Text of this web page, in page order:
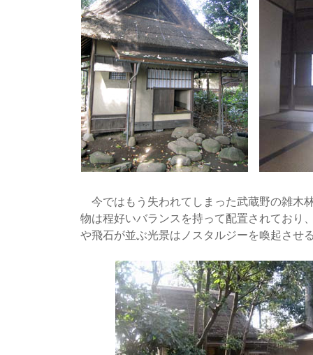
今ではもう失われてしまった武蔵野の雑木
物は程好いバランスを持って配置されており
や飛石が並ぶ光景はノスタルジーを喚起させ